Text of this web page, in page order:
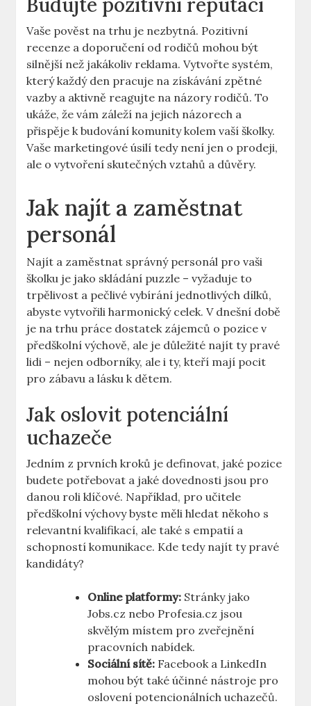
Budujte pozitivní reputaci
Vaše pověst na trhu je nezbytná. Pozitivní
recenze a doporučení od rodičů mohou být
silnější než jakákoliv reklama. Vytvořte systém,
který každý den pracuje na získávání zpětné
vazby a aktivně reagujte na názory rodičů. To
ukáže, že vám záleží na jejich názorech a
přispěje k budování komunity kolem vaší školky.
Vaše marketingové úsilí tedy není jen o prodeji,
ale o vytvoření skutečných vztahů a důvěry.
Jak najít a zaměstnat
personál
Najít a zaměstnat správný personál pro vaši
školku je jako skládání puzzle – vyžaduje to
trpělivost a pečlivé vybírání jednotlivých dílků,
abyste vytvořili harmonický celek. V dnešní době
je na trhu práce dostatek zájemců o pozice v
předškolní výchově, ale je důležité najít ty pravé
lidi – nejen odborníky, ale i ty, kteří mají pocit
pro zábavu a lásku k dětem.
Jak oslovit potenciální
uchazeče
Jedním z prvních kroků je definovat, jaké pozice
budete potřebovat a jaké dovednosti jsou pro
danou roli klíčové. Například, pro učitele
předškolní výchovy byste měli hledat někoho s
relevantní kvalifikací, ale také s empatií a
schopností komunikace. Kde tedy najít ty pravé
kandidáty?
Online platformy: Stránky jako
Jobs.cz nebo Profesia.cz jsou
skvělým místem pro zveřejnění
pracovních nabídek.
Sociální sítě: Facebook a LinkedIn
mohou být také účinné nástroje pro
oslovení potencionálních uchazečů.